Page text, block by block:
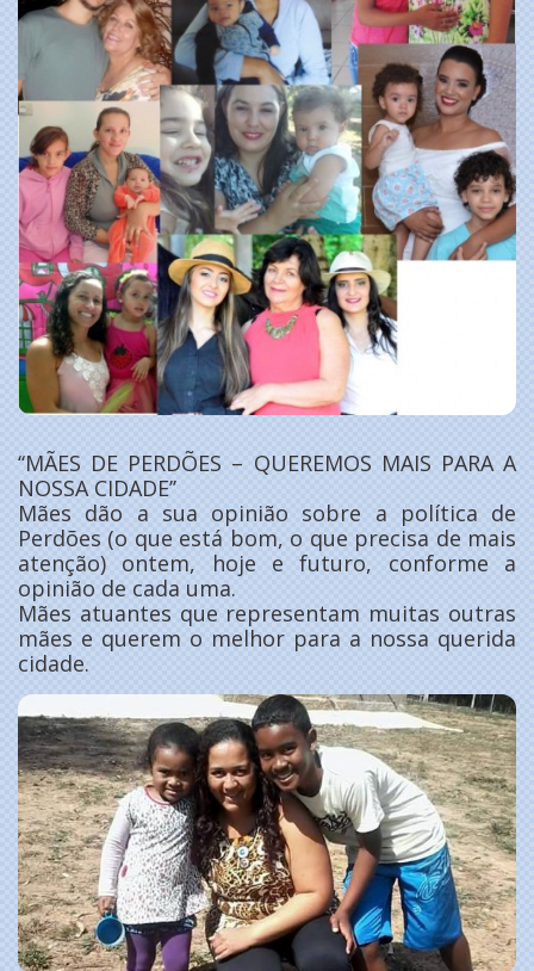
‘‘MÃES DE PERDÕES – QUEREMOS MAIS PARA A
NOSSA CIDADE’’
Mães dão a sua opinião sobre a política de
Perdões (o que está bom, o que precisa de mais
atenção) ontem, hoje e futuro, conforme a
opinião de cada uma.
Mães atuantes que representam muitas outras
mães e querem o melhor para a nossa querida
cidade.